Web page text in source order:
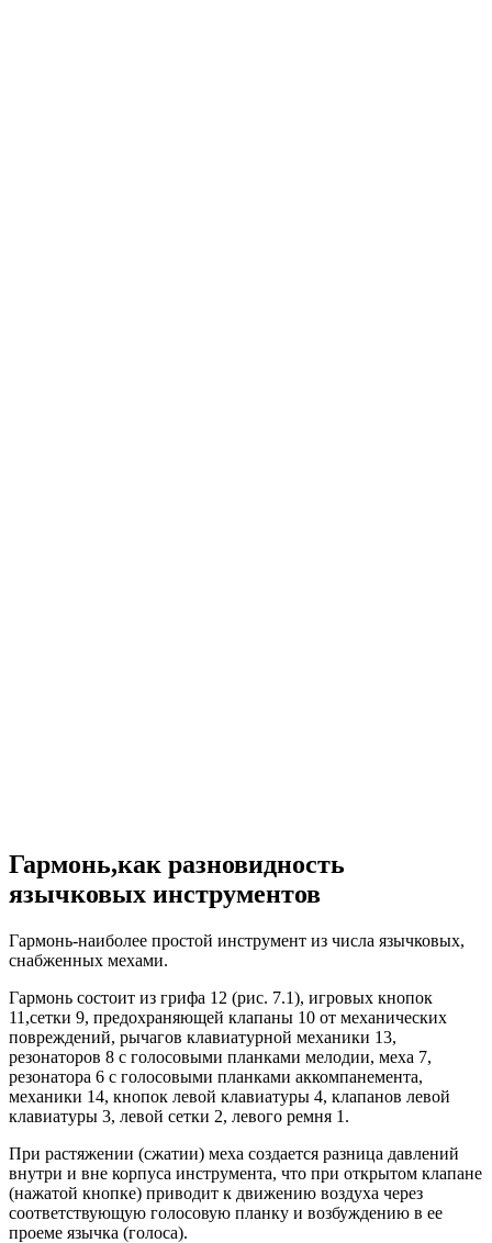
Гармонь,как разновидность
язычковых инструментов
Гармонь-наиболее простой инструмент из числа язычковых,
снабженных мехами.
Гармонь состоит из грифа 12 (рис. 7.1), игровых кнопок
11,сетки 9, предохраняющей клапаны 10 от механических
поврeждений, рычагов клавиатурной механики 13,
резонаторов 8 с голосовыми планками мелодии, меха 7,
резонатора 6 c голосовыми планками аккомпанемента,
механики 14, кнопок левой клавиатуры 4, клапанов левой
клавиатуры 3, левой сетки 2, левого ремня 1.
При растяжении (сжатии) меха создается разница давлений
внутри и вне корпуса инструмента, что при открытом клапане
(нажатой кнопке) приводит к движению воздуха через
соответствующую голосовую планку и возбуждению в ее
проеме язычка (голоса).